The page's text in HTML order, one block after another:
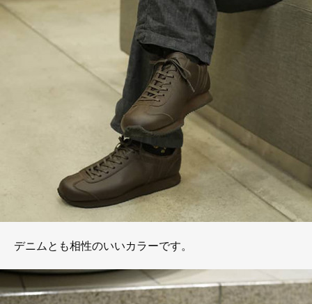
デニムとも相性のいいカラーです。